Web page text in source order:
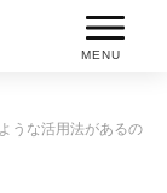
MENU
うな活用法があるの